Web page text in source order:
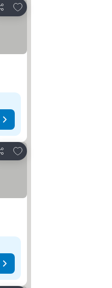
Adicionar aos favoritos
Adicionar aos favoritos